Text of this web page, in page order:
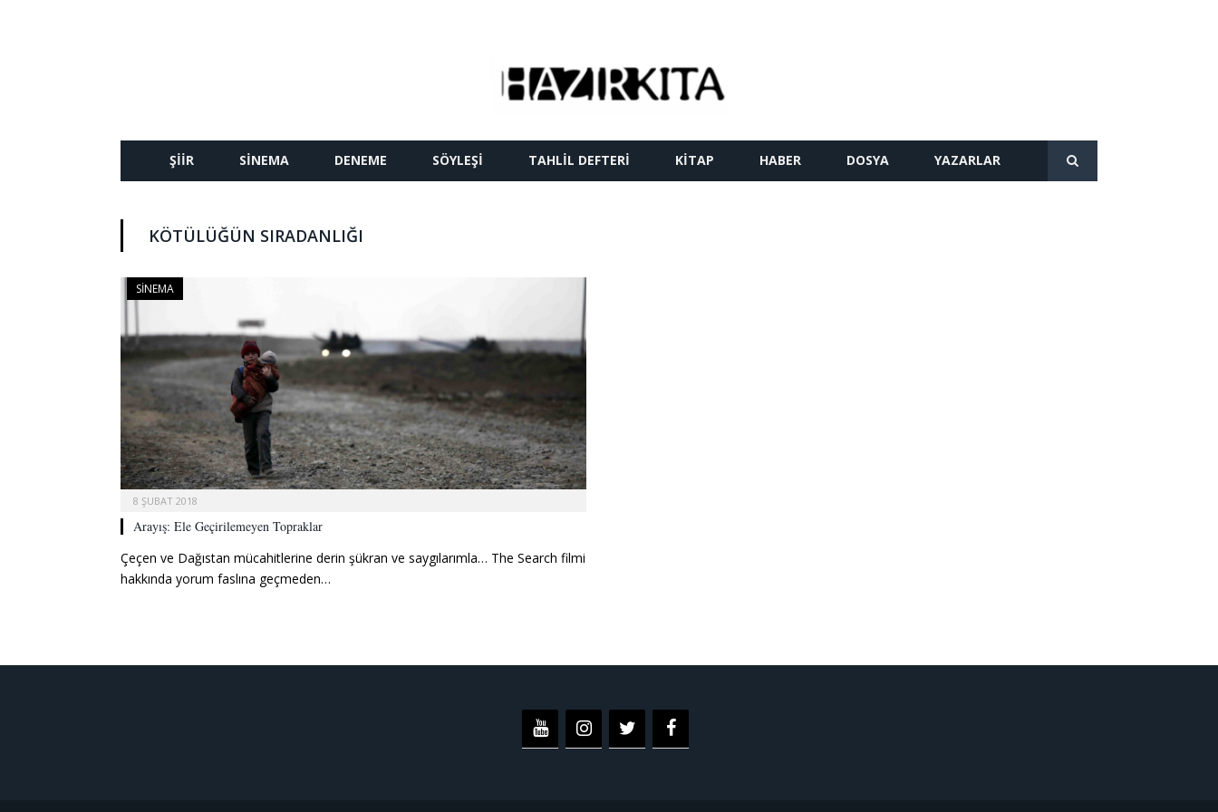
ŞIIR SINEMA DENEME SÖYLEŞI TAHLIL DEFTERI KITAP HABER DOSYA YAZARLAR
KÖTÜLÜĞÜN SIRADANLIĞI
SINEMA
8 ŞUBAT 2018
Arayış: Ele Geçirilemeyen Topraklar
Çeçen ve Dağıstan mücahitlerine derin şükran ve saygılarımla… The Search filmi
hakkında yorum faslına geçmeden…